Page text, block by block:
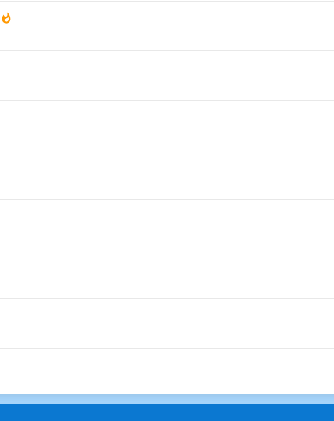
whatshot